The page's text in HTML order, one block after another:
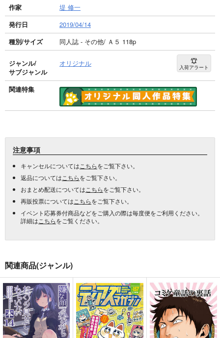
作家
堤 修一
発行日
2019/04/14
種別/サイズ
同人誌 - その他/ Ａ５ 118p
ジャンル/
サブジャンル
オリジナル 入荷アラート
関連特集
注意事項
キャンセルについては こちらをご覧下さい。
返品については こちらをご覧下さい。
おまとめ配送については こちらをご覧下さい。
再販投票については こちらをご覧下さい。
イベント応募券付商品などをご購入の際は毎度便をご利用ください。
詳細は こちらをご覧ください。
関連商品(ジャンル)